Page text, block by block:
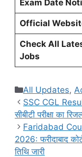
Exam Date
Official
Check All
Jobs
Categories
All Updates,
SSC CGL
सीबीटी परीक्षा का
Faridabad
2026: फरीदाबाद
तिथि जारी